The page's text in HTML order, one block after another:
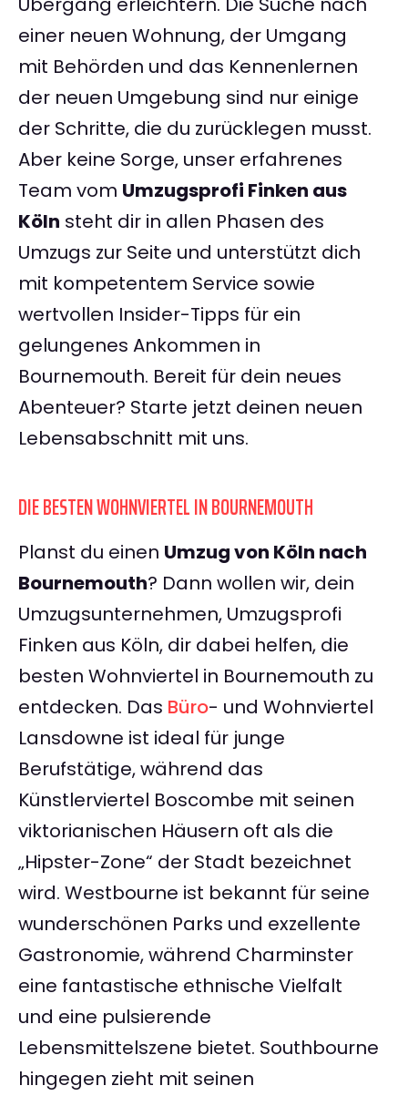
einer neuen Wohnung, der Umgang
mit Behörden und das Kennenlernen
der neuen Umgebung sind nur einige
der Schritte, die du zurücklegen musst.
Aber keine Sorge, unser erfahrenes
Team vom Umzugsprofi Finken aus
Köln steht dir in allen Phasen des
Umzugs zur Seite und unterstützt dich
mit kompetentem Service sowie
wertvollen Insider-Tipps für ein
gelungenes Ankommen in
Bournemouth. Bereit für dein neues
Abenteuer? Starte jetzt deinen neuen
Lebensabschnitt mit uns.
DIE BESTEN WOHNVIERTEL IN BOURNEMOUTH
Planst du einen Umzug von Köln nach
Bournemouth? Dann wollen wir, dein
Umzugsunternehmen, Umzugsprofi
Finken aus Köln, dir dabei helfen, die
besten Wohnviertel in Bournemouth zu
entdecken. Das Büro- und Wohnviertel
Lansdowne ist ideal für junge
Berufstätige, während das
Künstlerviertel Boscombe mit seinen
viktorianischen Häusern oft als die
„Hipster-Zone“ der Stadt bezeichnet
wird. Westbourne ist bekannt für seine
wunderschönen Parks und exzellente
Gastronomie, während Charminster
eine fantastische ethnische Vielfalt
und eine pulsierende
Lebensmittelszene bietet. Southbourne
hingegen zieht mit seinen